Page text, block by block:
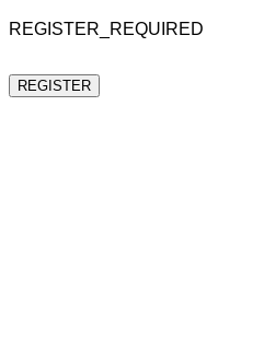
REGISTER_REQUIRED
REGISTER